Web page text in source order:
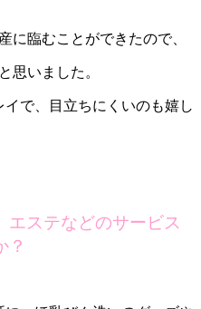
に臨むことができたので、
思いました。
で、目立ちにくいのも嬉し
ステなどのサービス
？